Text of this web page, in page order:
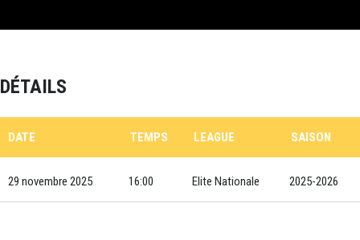
DÉTAILS
DATE TEMPS LEAGUE SAISON
29 novembre 2025 16:00 Elite Nationale 2025-2026